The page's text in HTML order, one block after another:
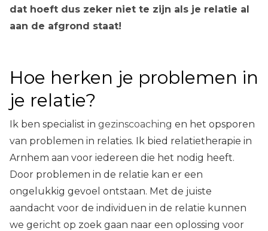
dat hoeft dus zeker niet te zijn als je relatie al
aan de afgrond staat!
Hoe herken je problemen in
je relatie?
Ik ben specialist in gezinscoaching en het opsporen
van problemen in relaties. Ik bied relatietherapie in
Arnhem aan voor iedereen die het nodig heeft.
Door problemen in de relatie kan er een
ongelukkig gevoel ontstaan. Met de juiste
aandacht voor de individuen in de relatie kunnen
we gericht op zoek gaan naar een oplossing voor